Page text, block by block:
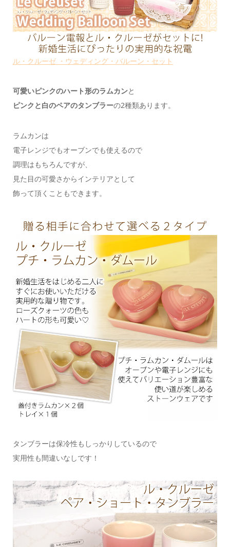
ル・クルーゼ ・ウェディング・バルーン・セット
可愛いピンクのハート形のラムカンと
ピンクと白のペアのタンブラーの2種類あります。
ラムカンは
電子レンジでもオーブンでも使えるので
調理はもちろんですが、
見た目の可愛さからインテリアとして
飾って頂くこともできます。
タンブラーは保冷性もしっかりしているので
実用性も間違いなしです！